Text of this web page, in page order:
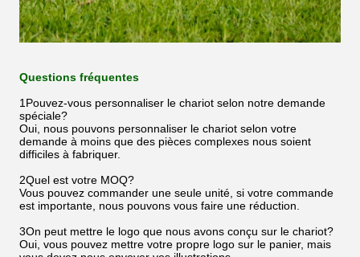
Questions fréquentes
1Pouvez-vous personnaliser le chariot selon notre demande
spéciale?
Oui, nous pouvons personnaliser le chariot selon votre
demande à moins que des pièces complexes nous soient
difficiles à fabriquer.
2Quel est votre MOQ?
Vous pouvez commander une seule unité, si votre commande
est importante, nous pouvons vous faire une réduction.
3On peut mettre le logo que nous avons conçu sur le chariot?
Oui, vous pouvez mettre votre propre logo sur le panier, mais